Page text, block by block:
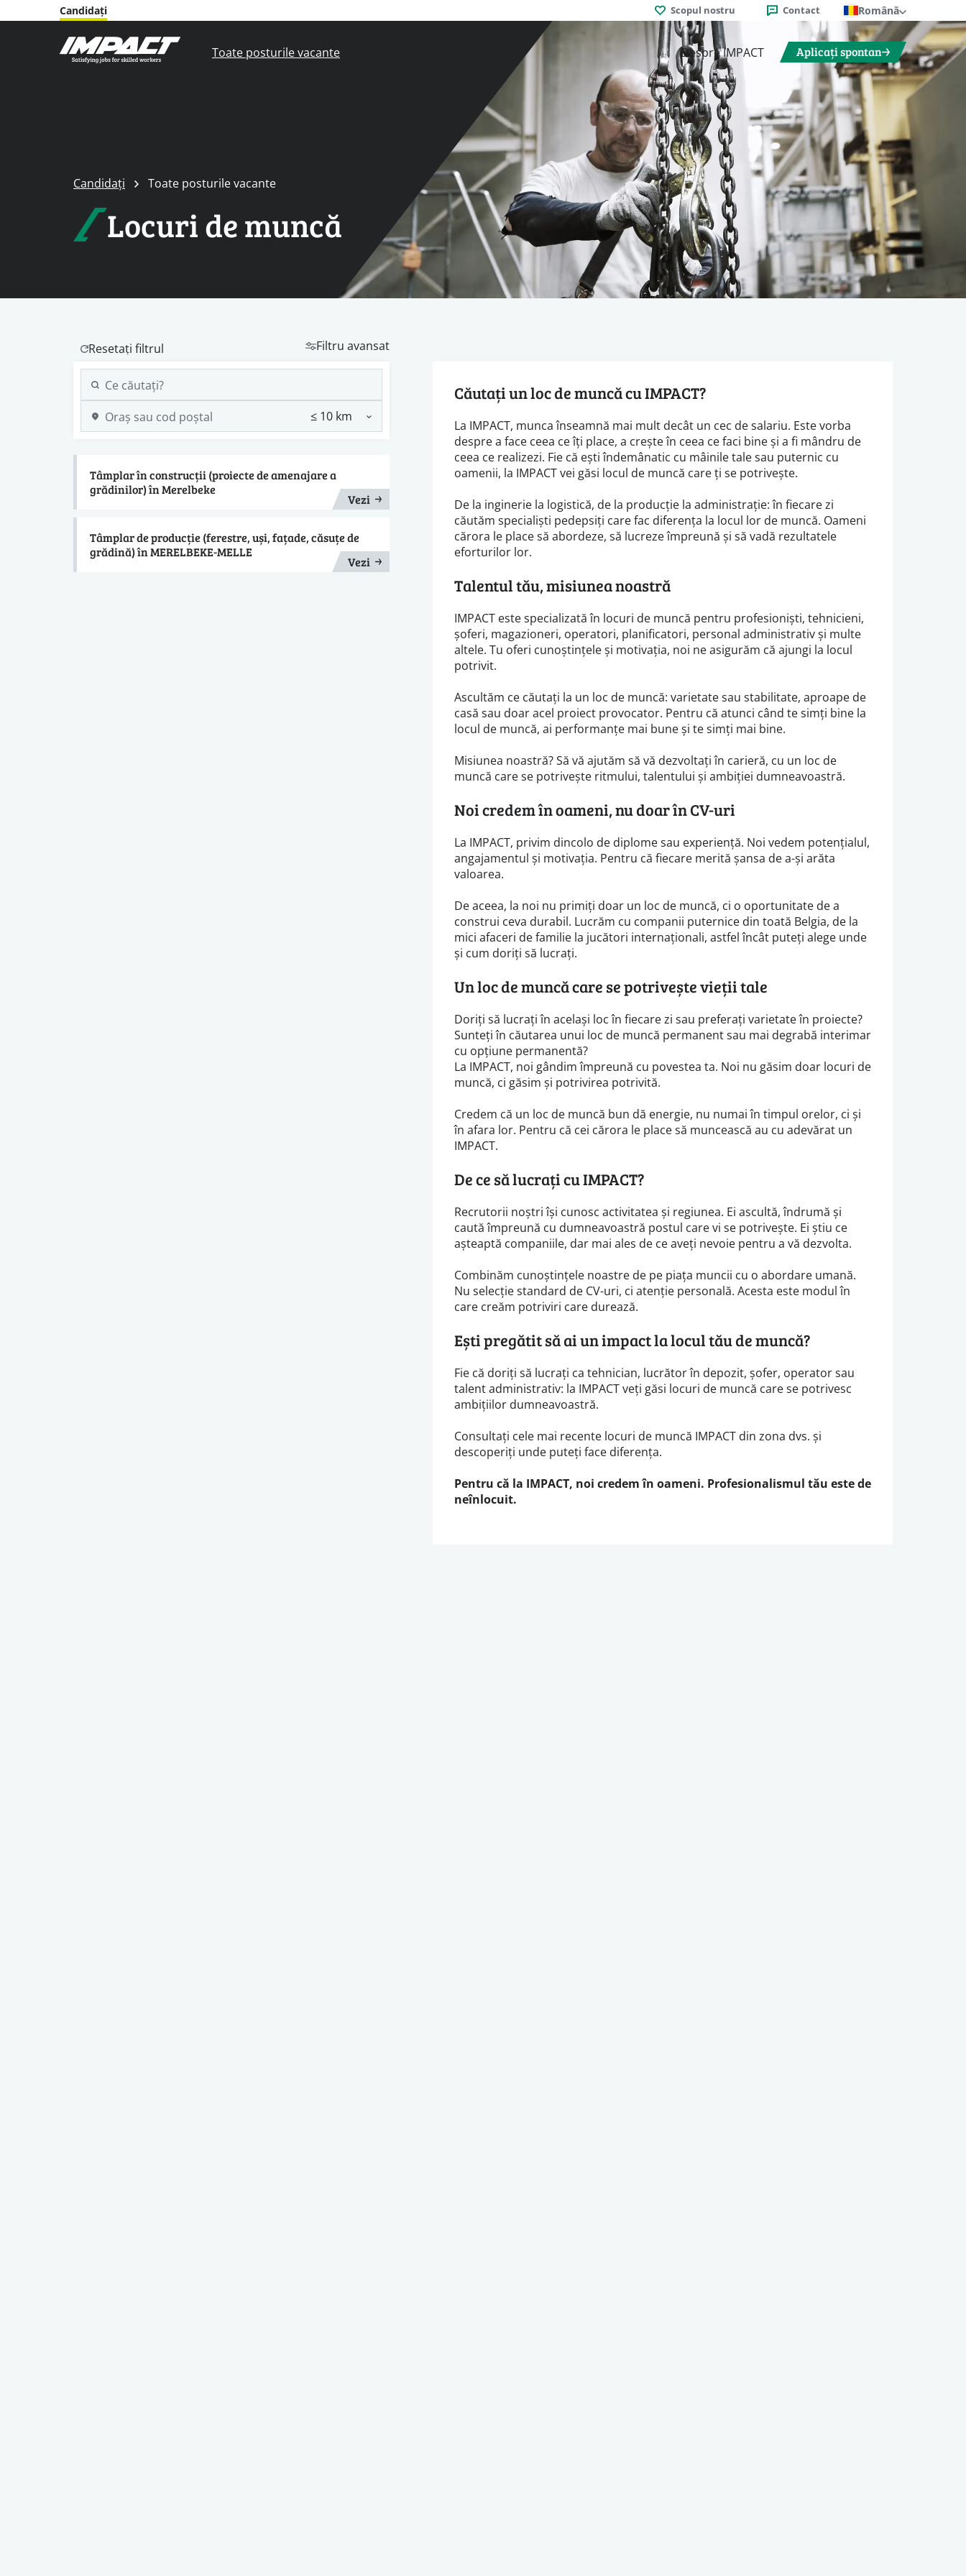
Candidați Scopul nostru Contact Română
Toate posturile vacante Despre IMPACT Aplicați spontan
Candidați Toate posturile vacante
Locuri de muncă
Filtru avansat
Tâmplar în construcții (proiecte de amenajare a
grădinilor) în Merelbeke
Vezi
Tâmplar de producție (ferestre, uși, fațade, căsuțe de
grădină) în MERELBEKE-MELLE
Vezi
Căutați un loc de muncă cu IMPACT?
La IMPACT, munca înseamnă mai mult decât un cec de salariu. Este vorba
despre a face ceea ce îți place, a crește în ceea ce faci bine și a fi mândru de
ceea ce realizezi. Fie că ești îndemânatic cu mâinile tale sau puternic cu
oamenii, la IMPACT vei găsi locul de muncă care ți se potrivește.
De la inginerie la logistică, de la producție la administrație: în fiecare zi
căutăm specialiști pedepsiți care fac diferența la locul lor de muncă. Oameni
cărora le place să abordeze, să lucreze împreună și să vadă rezultatele
eforturilor lor.
Talentul tău, misiunea noastră
IMPACT este specializată în locuri de muncă pentru profesioniști, tehnicieni,
șoferi, magazioneri, operatori, planificatori, personal administrativ și multe
altele. Tu oferi cunoștințele și motivația, noi ne asigurăm că ajungi la locul
potrivit.
Ascultăm ce căutați la un loc de muncă: varietate sau stabilitate, aproape de
casă sau doar acel proiect provocator. Pentru că atunci când te simți bine la
locul de muncă, ai performanțe mai bune și te simți mai bine.
Misiunea noastră? Să vă ajutăm să vă dezvoltați în carieră, cu un loc de
muncă care se potrivește ritmului, talentului și ambiției dumneavoastră.
Noi credem în oameni, nu doar în CV-uri
La IMPACT, privim dincolo de diplome sau experiență. Noi vedem potențialul,
angajamentul și motivația. Pentru că fiecare merită șansa de a-și arăta
valoarea.
De aceea, la noi nu primiți doar un loc de muncă, ci o oportunitate de a
construi ceva durabil. Lucrăm cu companii puternice din toată Belgia, de la
mici afaceri de familie la jucători internaționali, astfel încât puteți alege unde
și cum doriți să lucrați.
Un loc de muncă care se potrivește vieții tale
Doriți să lucrați în același loc în fiecare zi sau preferați varietate în proiecte?
Sunteți în căutarea unui loc de muncă permanent sau mai degrabă interimar
cu opțiune permanentă?
La IMPACT, noi gândim împreună cu povestea ta. Noi nu găsim doar locuri de
muncă, ci găsim și potrivirea potrivită.
Credem că un loc de muncă bun dă energie, nu numai în timpul orelor, ci și
în afara lor. Pentru că cei cărora le place să muncească au cu adevărat un
IMPACT.
De ce să lucrați cu IMPACT?
Recrutorii noștri își cunosc activitatea și regiunea. Ei ascultă, îndrumă și
caută împreună cu dumneavoastră postul care vi se potrivește. Ei știu ce
așteaptă companiile, dar mai ales de ce aveți nevoie pentru a vă dezvolta.
Combinăm cunoștințele noastre de pe piața muncii cu o abordare umană.
Nu selecție standard de CV-uri, ci atenție personală. Acesta este modul în
care creăm potriviri care durează.
Ești pregătit să ai un impact la locul tău de muncă?
Fie că doriți să lucrați ca tehnician, lucrător în depozit, șofer, operator sau
talent administrativ: la IMPACT veți găsi locuri de muncă care se potrivesc
ambițiilor dumneavoastră.
Consultați cele mai recente locuri de muncă IMPACT din zona dvs. și
descoperiți unde puteți face diferența.
Pentru că la IMPACT, noi credem în oameni. Profesionalismul tău este de
neînlocuit.